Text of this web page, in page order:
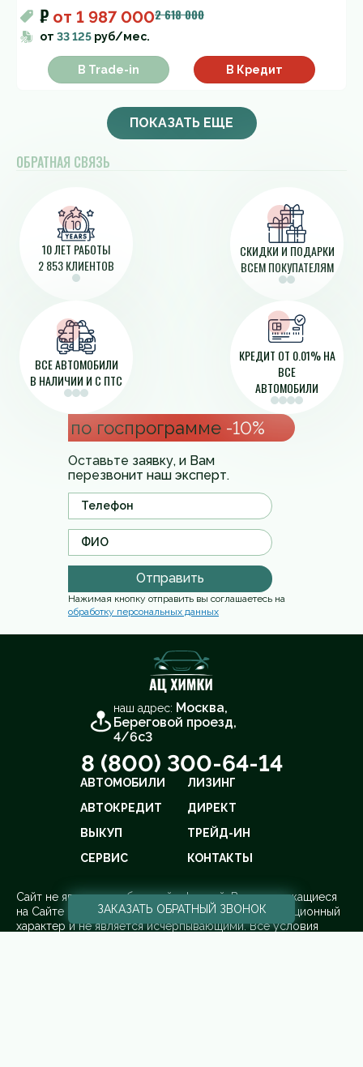
₽ от 1 987 0002 618 000
от 33 125 руб/мес.
В Trade-in В Кредит
ПОКАЗАТЬ ЕЩЕ
ОБРАТНАЯ СВЯЗЬ
по госпрограмме -10%
Оставьте заявку, и Вам
перезвонит наш эксперт.
Отправить
Нажимая кнопку отправить вы соглашаетесь на
обработку персональных данных
10 ЛЕТ РАБОТЫ
2 853 КЛИЕНТОВ
СКИДКИ И ПОДАРКИ
ВСЕМ ПОКУПАТЕЛЯМ
ВСЕ АВТОМОБИЛИ
В НАЛИЧИИ И С ПТС
КРЕДИТ ОТ 0.01% НА
ВСЕ
АВТОМОБИЛИ
наш адрес: Москва,
Береговой проезд,
4/6с3
8 (800) 300-64-14
АВТОМОБИЛИ
ЛИЗИНГ
АВТОКРЕДИТ
ДИРЕКТ
ВЫКУП
ТРЕЙД-ИН
СЕРВИС
КОНТАКТЫ
Cайт не является публичной офертой. Все содержащиеся
на Сайте сведения носят исключительно информационный
характер и не является исчерпывающими. Все условия
ЗАКАЗАТЬ ОБРАТНЫЙ ЗВОНОК